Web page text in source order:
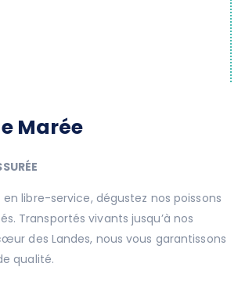
Marée
en libre-service, dégustez nos poissons
Transportés vivants jusqu’à nos
des Landes, nous vous garantissons
qualité.